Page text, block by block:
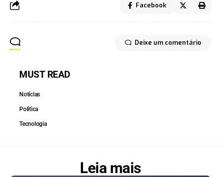
Facebook
Deixe um comentário
MUST READ
Notícias
Política
Tecnologia
Leia mais